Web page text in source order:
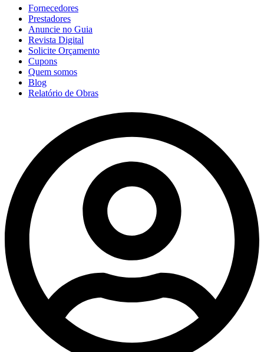
Fornecedores
Prestadores
Anuncie no Guia
Revista Digital
Solicite Orçamento
Cupons
Quem somos
Blog
Relatório de Obras